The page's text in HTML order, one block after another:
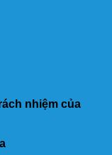
nhiệm của